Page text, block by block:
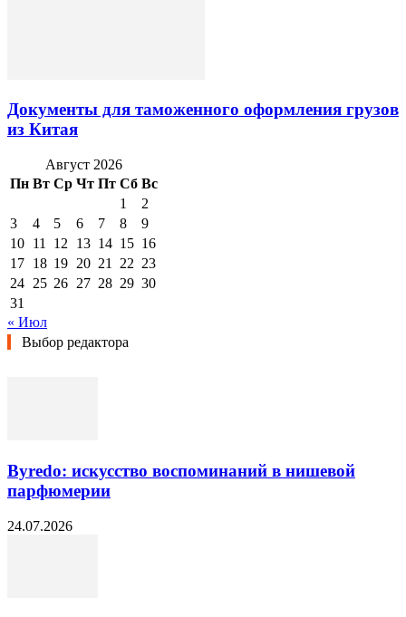
Документы для таможенного оформления грузов
из Китая
Август 2026
Пн Вт Ср Чт Пт Сб Вс
1
2
3
4 5 6 7 8
9
10 11 12 13 14 15 16
17 18 19 20 21 22 23
24 25 26 27 28 29 30
31
« Июл
Выбор редактора
Byredo: искусство воспоминаний в нишевой
парфюмерии
24.07.2026